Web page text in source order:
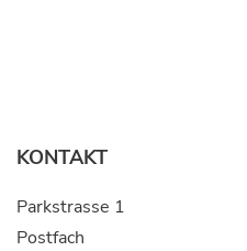
KONTAKT
Parkstrasse 1
Postfach